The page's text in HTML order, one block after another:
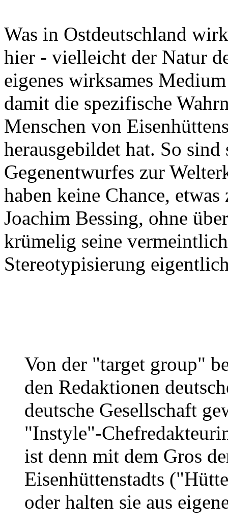
Was in Ostdeutschland
hier - vielleicht der Natur
eigenes wirksames
damit die spezifische
Menschen von
herausgebildet hat. So
Gegenentwurfes zur
haben keine Chance,
Joachim Bessing, ohne
krümelig seine
Stereotypisierung
Von der "target group"
den Redaktionen
deutsche Gesellschaft
"Instyle"-
ist denn mit dem Gros
Eisenhüttenstadts
oder halten sie aus